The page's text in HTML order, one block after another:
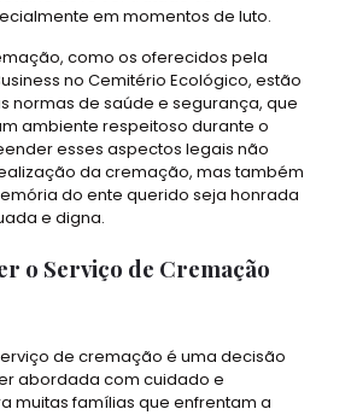
em momentos de luto.
como os oferecidos pela
no Cemitério Ecológico, estão
normas de saúde e segurança, que
ambiente respeitoso durante o
esses aspectos legais não
da cremação, mas também
do ente querido seja honrada
e digna.
o Serviço de Cremação
de cremação é uma decisão
abordada com cuidado e
muitas famílias que enfrentam a